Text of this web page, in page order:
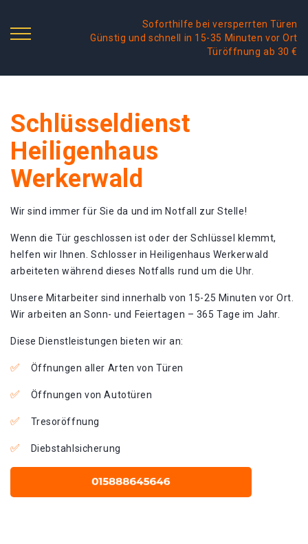
Soforthilfe bei versperrten Türen
Günstig und schnell in 15-35 Minuten vor Ort
Türöffnung ab 30 €
Schlüsseldienst
Heiligenhaus
Werkerwald
Wir sind immer für Sie da und im Notfall zur Stelle!
Wenn die Tür geschlossen ist oder der Schlüssel klemmt,
helfen wir Ihnen. Schlosser in Heiligenhaus Werkerwald
arbeiteten während dieses Notfalls rund um die Uhr.
Unsere Mitarbeiter sind innerhalb von 15-25 Minuten vor Ort.
Wir arbeiten an Sonn- und Feiertagen – 365 Tage im Jahr.
Diese Dienstleistungen bieten wir an:
Öffnungen aller Arten von Türen
Öffnungen von Autotüren
Tresoröffnung
Diebstahlsicherung